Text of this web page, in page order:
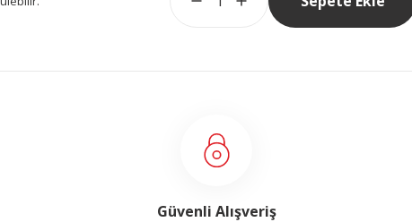
Güvenli Alışveriş